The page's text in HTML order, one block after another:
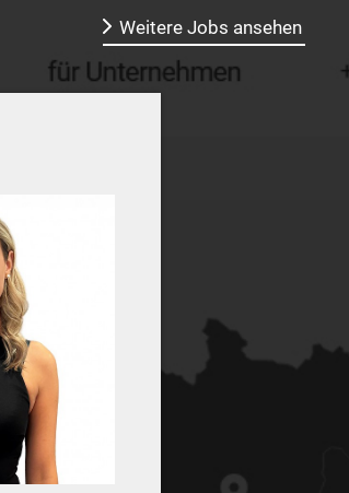
Weitere Jobs ansehen